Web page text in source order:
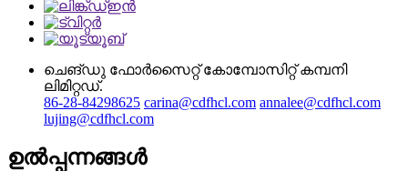
ചെങ്‌ഡു ഫോർ‌സൈറ്റ് കോമ്പോസിറ്റ് കമ്പനി
ലിമിറ്റഡ്.
86-28-84298625 carina@cdfhcl.com annalee@cdfhcl.com
lujing@cdfhcl.com
ഉൽപ്പന്നങ്ങൾ